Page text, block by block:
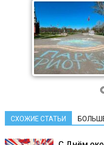
СХОЖИЕ СТАТЬИ